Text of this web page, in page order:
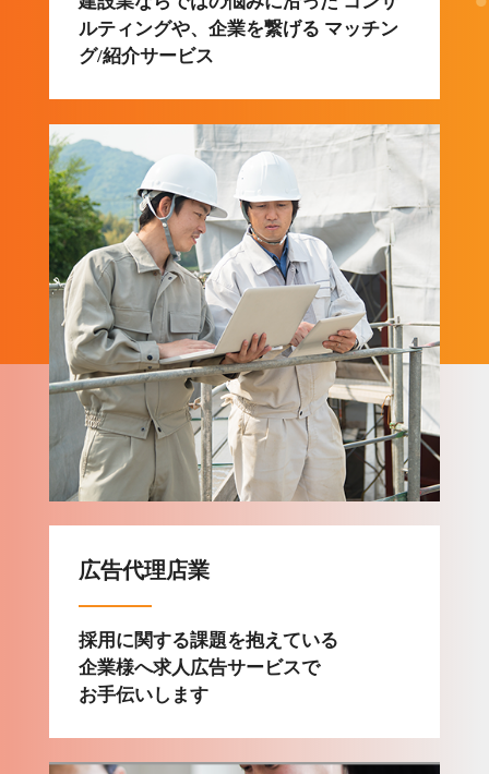
ルティングや、企業を繋げる マッチン
グ/紹介サービス
広告代理店業
採用に関する課題を抱えている
企業様へ求人広告サービスで
お手伝いします